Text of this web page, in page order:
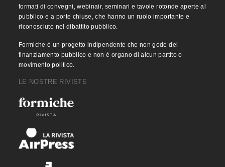
formati di convegni, webinair, seminari e tavole rotonde aperte al
pubblico e a porte chiuse, che hanno un ruolo importante e
riconosciuto nel dibattito pubblico.
Formiche è un progetto indipendente che non gode del
finanziamento pubblico e non è organo di alcun partito o
movimento politico.
LE NOSTRE RIVISTE